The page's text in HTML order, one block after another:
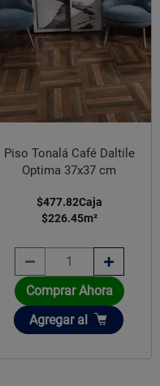
Piso Tonalá Café Daltile
Optima 37x37 cm
$477.82Caja
$226.45m²
Comprar Ahora
Añadir
Agregar al